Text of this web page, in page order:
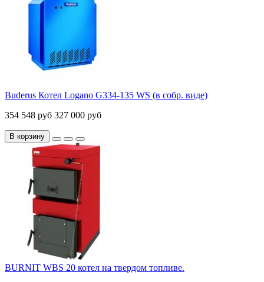
Buderus Котел Logano G334-135 WS (в собр. виде)
354 548 руб 327 000 руб
В корзину
BURNIT WBS 20 котел на твердом топливе.